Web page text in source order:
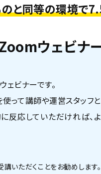
と同等の環境で
ウェビナ
ェビナーです。
使って講師や運営スタッフと
反応していただければ、よ
いただくことをお勧めします。